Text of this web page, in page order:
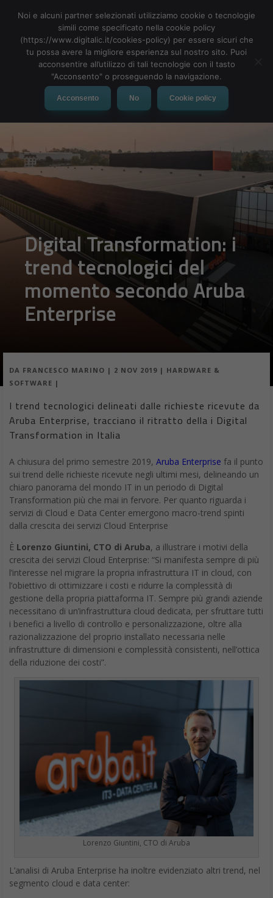
MENU
Digital Transformation: i
trend tecnologici del
momento secondo Aruba
Enterprise
DA FRANCESCO MARINO | 2 NOV 2019 | HARDWARE &
SOFTWARE |
I trend tecnologici delineati dalle richieste ricevute da
Aruba Enterprise, tracciano il ritratto della i Digital
Transformation in Italia
A chiusura del primo semestre 2019, Aruba Enterprise fa il punto
sui trend delle richieste ricevute negli ultimi mesi, delineando un
chiaro panorama del mondo IT in un periodo di Digital
Transformation più che mai in fervore. Per quanto riguarda i
servizi di Cloud e Data Center emergono macro-trend spinti
dalla crescita dei servizi Cloud Enterprise
È Lorenzo Giuntini, CTO di Aruba, a illustrare i motivi della
crescita dei servizi Cloud Enterprise: “Si manifesta sempre di più
l’interesse nel migrare la propria infrastruttura IT in cloud, con
l’obiettivo di ottimizzare i costi e ridurre la complessità di
gestione della propria piattaforma IT. Sempre più grandi aziende
necessitano di un’infrastruttura cloud dedicata, per sfruttare tutti
i benefici a livello di controllo e personalizzazione, oltre alla
razionalizzazione del proprio installato necessaria nelle
infrastrutture di dimensioni e complessità consistenti, nell’ottica
della riduzione dei costi”.
Lorenzo Giuntini, CTO di Aruba
L’analisi di Aruba Enterprise ha inoltre evidenziato altri trend, nel
segmento cloud e data center:
Noi e alcuni partner selezionati utilizziamo cookie o tecnologie
simili come specificato nella cookie policy
(https://www.digitalic.it/cookies-policy) per essere sicuri che
tu possa avere la migliore esperienza sul nostro sito. Puoi
acconsentire all’utilizzo di tali tecnologie con il tasto
"Acconsento" o proseguendo la navigazione.
Acconsento No Cookie policy